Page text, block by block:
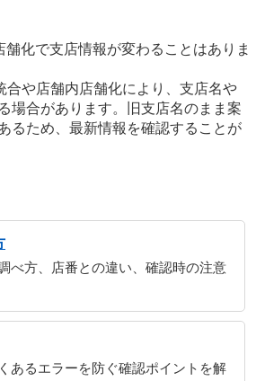
舗化で支店情報が変わることはありま
合や店舗内店舗化により、支店名や
場合があります。旧支店名のまま案
るため、最新情報を確認することが
べ方、店番との違い、確認時の注意
あるエラーを防ぐ確認ポイントを解